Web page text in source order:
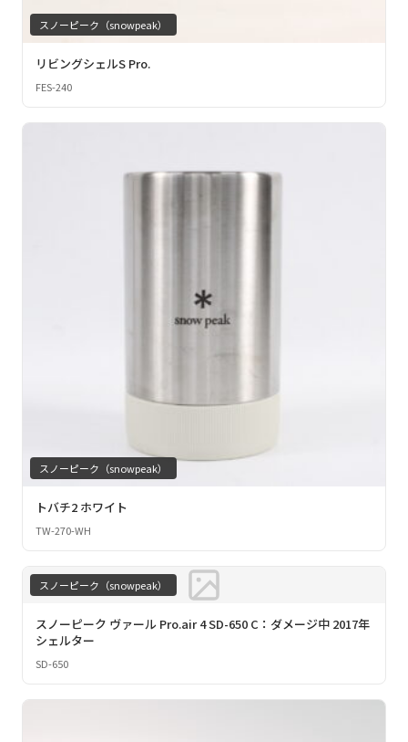
スノーピーク（snowpeak）
リビングシェルS Pro.
FES-240
スノーピーク（snowpeak）
トバチ2 ホワイト
TW-270-WH
スノーピーク（snowpeak）
スノーピーク ヴァール Pro.air 4 SD-650 C：ダメージ中 2017年
シェルター
SD-650